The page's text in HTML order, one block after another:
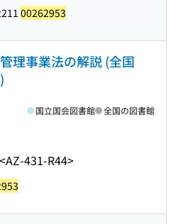
00262953
理事業法の解説 (全国
<AZ-431-R44>
国立国会図書館 全国の図書館